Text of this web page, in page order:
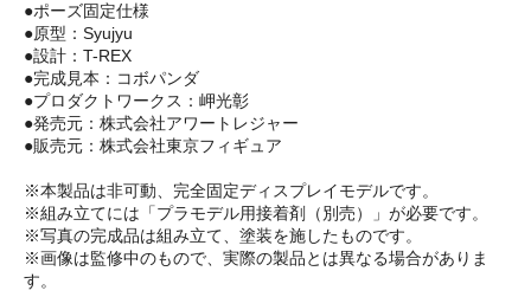
●ポーズ固定仕様
●原型：Syujyu
●設計：T-REX
●完成見本：コボパンダ
●プロダクトワークス：岬光彰
●発売元：株式会社アワートレジャー
●販売元：株式会社東京フィギュア
※本製品は非可動、完全固定ディスプレイモデルです。
※組み立てには「プラモデル用接着剤（別売）」が必要です。
※写真の完成品は組み立て、塗装を施したものです。
※画像は監修中のもので、実際の製品とは異なる場合がありま
す。